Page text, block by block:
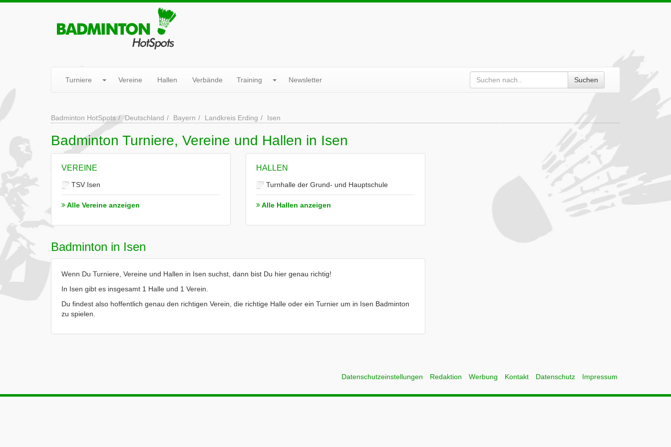
Turniere Vereine Hallen Verbände Training Newsletter Suchen
Badminton HotSpots Deutschland Bayern Landkreis Erding Isen
Badminton Turniere, Vereine und Hallen in Isen
VEREINE
TSV Isen
Alle Vereine anzeigen
HALLEN
Turnhalle der Grund- und Hauptschule
Alle Hallen anzeigen
Badminton in Isen
Wenn Du Turniere, Vereine und Hallen in Isen suchst, dann bist Du hier genau richtig!
In Isen gibt es insgesamt 1 Halle und 1 Verein.
Du findest also hoffentlich genau den richtigen Verein, die richtige Halle oder ein Turnier um in Isen Badminton
zu spielen.
Datenschutzeinstellungen Redaktion Werbung Kontakt Datenschutz Impressum